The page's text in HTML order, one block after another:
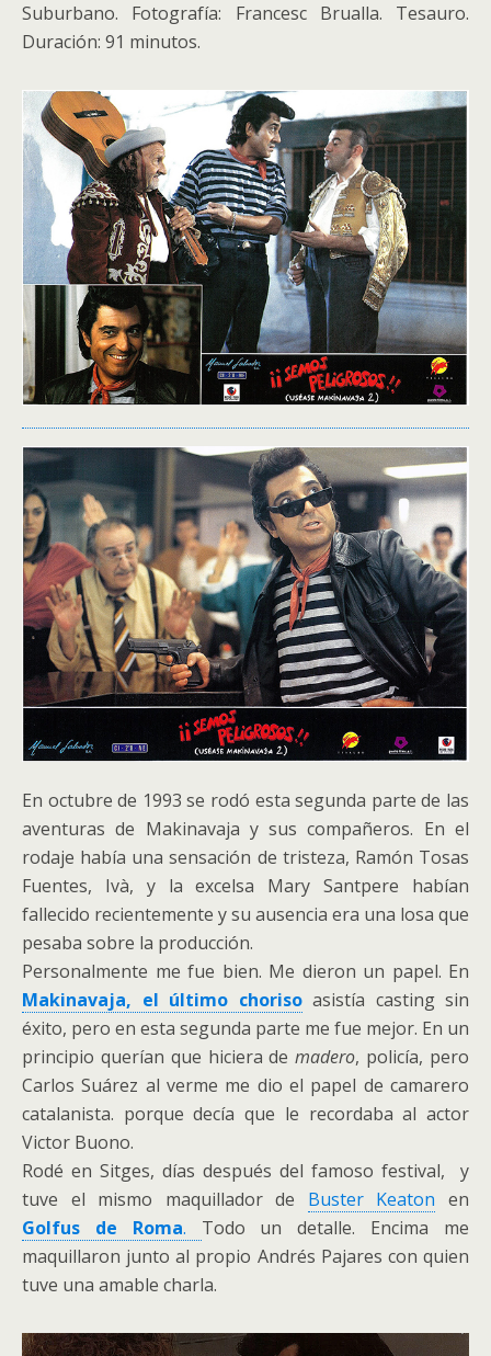
Suburbano. Fotografía: Francesc Brualla. Tesauro.
Duración: 91 minutos.
En octubre de 1993 se rodó esta segunda parte de las
aventuras de Makinavaja y sus compañeros. En el
rodaje había una sensación de tristeza, Ramón Tosas
Fuentes, Ivà, y la excelsa Mary Santpere habían
fallecido recientemente y su ausencia era una losa que
pesaba sobre la producción.
Personalmente me fue bien. Me dieron un papel. En
Makinavaja, el último choriso asistía casting sin
éxito, pero en esta segunda parte me fue mejor. En un
principio querían que hiciera de madero, policía, pero
Carlos Suárez al verme me dio el papel de camarero
catalanista. porque decía que le recordaba al actor
Victor Buono.
Rodé en Sitges, días después del famoso festival, y
tuve el mismo maquillador de Buster Keaton en
Golfus de Roma. Todo un detalle. Encima me
maquillaron junto al propio Andrés Pajares con quien
tuve una amable charla.